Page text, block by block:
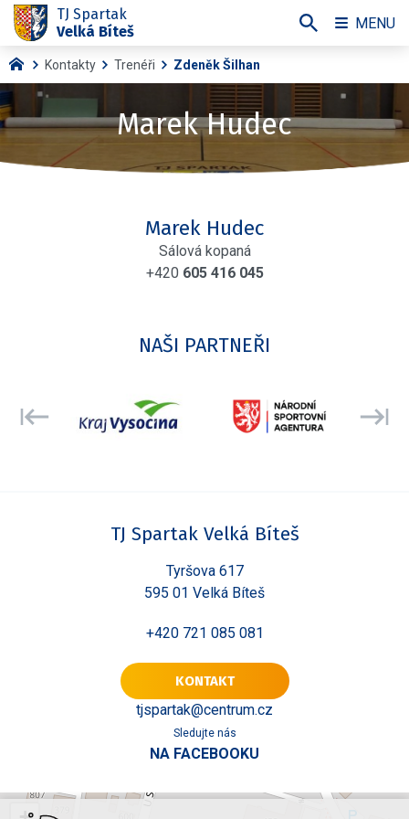
Kontakty Trenéři Zdeněk Šilhan
Marek Hudec
Marek Hudec
Sálová kopaná
+420 605 416 045
NAŠI PARTNEŘI
TJ Spartak Velká Bíteš
Tyršova 617
595 01 Velká Bíteš
+420 721 085 081
KONTAKT
tjspartak@centrum.cz
Sledujte nás
NA FACEBOOKU
TJ Spartak
Velká Bíteš
MENU